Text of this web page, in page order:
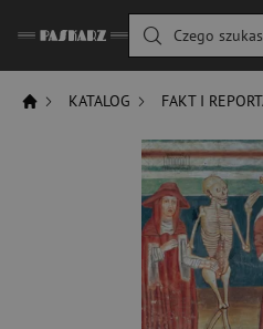
Czego
KATALOG FAKT I